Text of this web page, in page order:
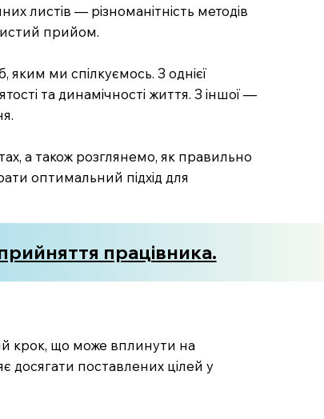
листів — різноманітність методів
прийом.
яким ми спілкуємось. З однієї
та динамічності життя. З іншої —
а також розглянемо, як правильно
оптимальний підхід для
працівника.
крок, що може вплинути на
досягати поставлених цілей у